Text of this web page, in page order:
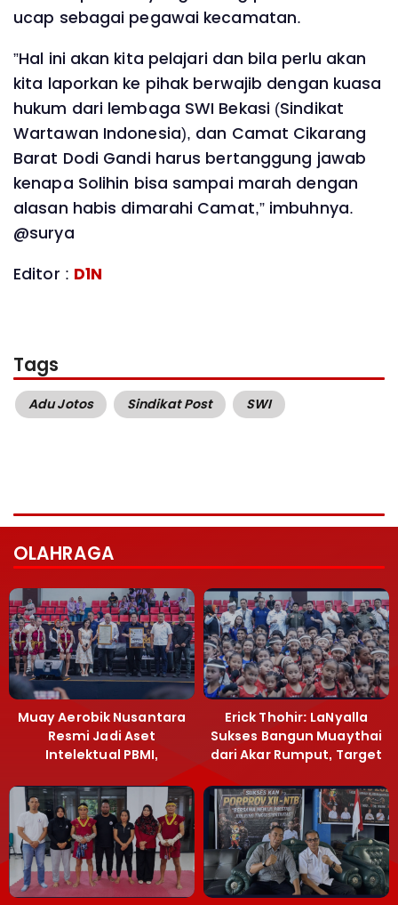
ucap sebagai pegawai kecamatan.
”Hal ini akan kita pelajari dan bila perlu akan
kita laporkan ke pihak berwajib dengan kuasa
hukum dari lembaga SWI Bekasi (Sindikat
Wartawan Indonesia), dan Camat Cikarang
Barat Dodi Gandi harus bertanggung jawab
kenapa Solihin bisa sampai marah dengan
alasan habis dimarahi Camat,” imbuhnya.
@surya
Editor : D1N
Tags
Adu Jotos Sindikat Post SWI
OLAHRAGA
Muay Aerobik Nusantara
Resmi Jadi Aset
Intelektual PBMI,
Terobosan Bangun
Grassroots
Erick Thohir: LaNyalla
Sukses Bangun Muaythai
dari Akar Rumput, Target